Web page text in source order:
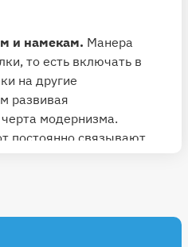
и намекам. Манера
то есть включать в
на другие
развивая
модернизма.
постоянно связывают